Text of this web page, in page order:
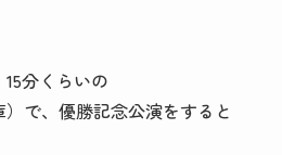
分くらいの
で、優勝記念公演をすると